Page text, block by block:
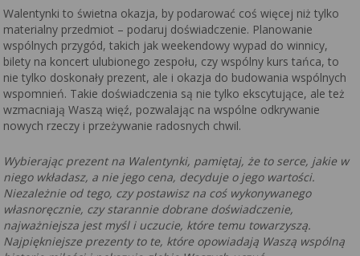
Walentynki to świetna okazja, by podarować coś więcej niż tylko
materialny przedmiot – podaruj doświadczenie. Planowanie
wspólnych przygód, takich jak weekendowy wypad do winnicy,
bilety na koncert ulubionego zespołu, czy wspólny kurs tańca, to
nie tylko doskonały prezent, ale i okazja do budowania wspólnych
wspomnień. Takie doświadczenia są nie tylko ekscytujące, ale też
wzmacniają Waszą więź, pozwalając na wspólne odkrywanie
nowych rzeczy i przeżywanie radosnych chwil.
Wybierając prezent na Walentynki, pamiętaj, że to serce, jakie w
niego wkładasz, a nie jego cena, decyduje o jego wartości.
Niezależnie od tego, czy postawisz na coś wykonywanego
własnoręcznie, czy starannie dobrane doświadczenie,
najważniejsza jest myśl i uczucie, które temu towarzyszą.
Najpiękniejsze prezenty to te, które opowiadają Waszą wspólną